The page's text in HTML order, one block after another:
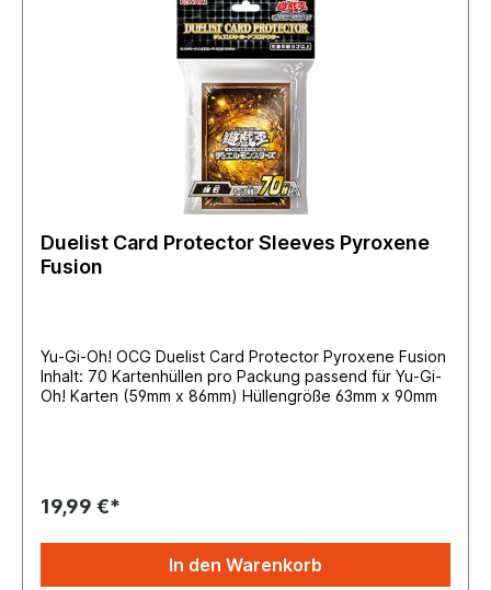
Duelist Card Protector Sleeves Pyroxene
Fusion
Yu-Gi-Oh! OCG Duelist Card Protector Pyroxene Fusion
Inhalt: 70 Kartenhüllen pro Packung passend für Yu-Gi-
Oh! Karten (59mm x 86mm) Hüllengröße 63mm x 90mm
19,99 €*
In den Warenkorb